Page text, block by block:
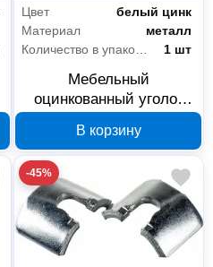
Цвет
белый цинк
Материал
металл
Количество в упаковке
1 шт
Мебельный
оцинкованный уголок
71-0-025
В корзину
-45%